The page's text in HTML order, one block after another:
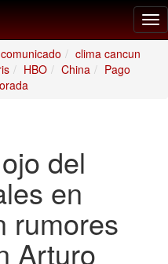
clima cancun
HBO China
Pago
del
en
rumores
Arturo